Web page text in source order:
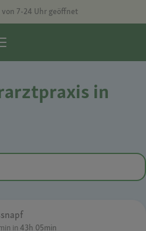
7-24 Uhr geöffnet
in
in 43h 05min